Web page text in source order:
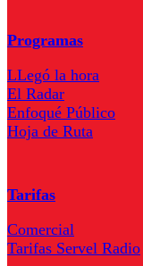
Programas
LLegó la hora
El Radar
Enfoqué Público
Hoja de Ruta
Tarifas
Comercial
Tarifas Servel Radio